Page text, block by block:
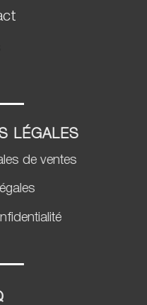
LÉGALES
de ventes